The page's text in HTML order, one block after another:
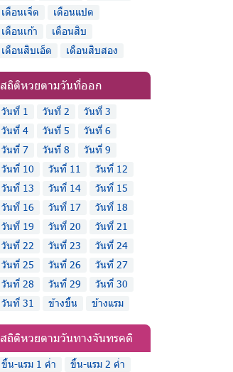
เดือนเจ็ด
เดือนแปด
เดือนเก้า
เดือนสิบ
เดือนสิบเอ็ด
เดือนสิบสอง
สถิติหวยตามวันที่ออก
วันที่ 1 วันที่ 2
วันที่ 3
วันที่ 4
วันที่ 5
วันที่ 6
วันที่ 7
วันที่ 8
วันที่ 9
วันที่ 10
วันที่ 11
วันที่ 12
วันที่ 13
วันที่ 14
วันที่ 15
วันที่ 16
วันที่ 17
วันที่ 18
วันที่ 19
วันที่ 20
วันที่ 21
วันที่ 22
วันที่ 23
วันที่ 24
วันที่ 25
วันที่ 26
วันที่ 27
วันที่ 28
วันที่ 29
วันที่ 30
วันที่ 31
ข้างขึ้น ข้างแรม
สถิติหวยตามวันทางจันทรคติ
ขึ้น-แรม 1 ค่ำ
ขึ้น-แรม 2 ค่ำ